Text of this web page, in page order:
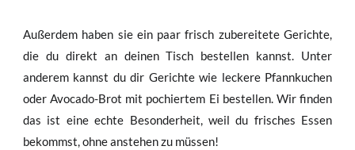
Außerdem haben sie ein paar frisch zubereitete Gerichte,
die du direkt an deinen Tisch bestellen kannst. Unter
anderem kannst du dir Gerichte wie leckere Pfannkuchen
oder Avocado-Brot mit pochiertem Ei bestellen. Wir finden
das ist eine echte Besonderheit, weil du frisches Essen
bekommst, ohne anstehen zu müssen!